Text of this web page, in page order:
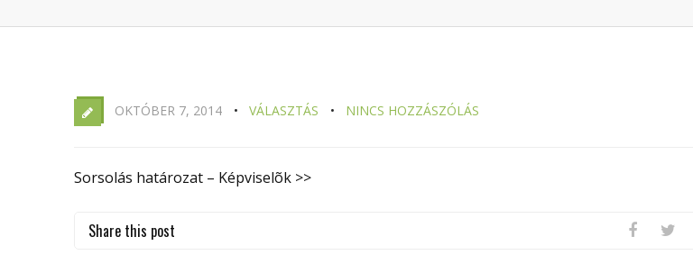
OKTÓBER 7, 2014 VÁLASZTÁS NINCS HOZZÁSZÓLÁS
Sorsolás határozat – Képviselõk >>
Share this post